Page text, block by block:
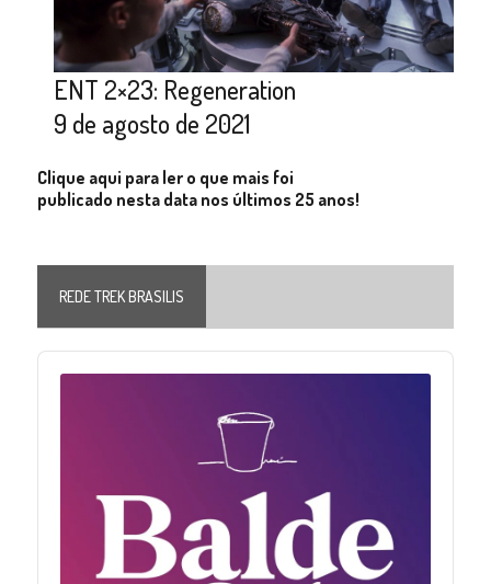
ENT 2×23: Regeneration
9 de agosto de 2021
Clique aqui para ler o que mais foi
publicado nesta data nos últimos 25 anos!
REDE TREK BRASILIS
Audio
Player